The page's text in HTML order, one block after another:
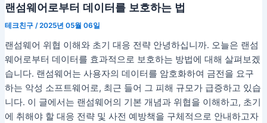
랜섬웨어로부터 데이터를 보호하는 법
테크친구 /2025년 05월 06일
랜섬웨어 위협 이해와 초기 대응 전략 안녕하십니까. 오늘은 랜섬
웨어로부터 데이터를 효과적으로 보호하는 방법에 대해 살펴보겠
습니다. 랜섬웨어는 사용자의 데이터를 암호화하여 금전을 요구
하는 악성 소프트웨어로, 최근 들어 그 피해 규모가 급증하고 있습
니다. 이 글에서는 랜섬웨어의 기본 개념과 위협을 이해하고, 초기
에 취해야 할 대응 전략 및 사전 예방책을 구체적으로 안내하고자